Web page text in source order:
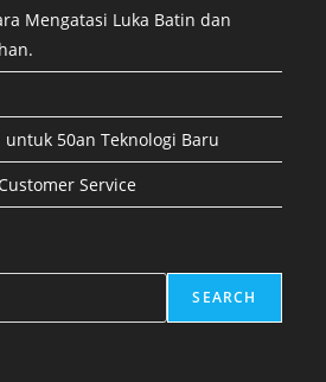
Mengatasi Luka Batin dan
50an Teknologi Baru
Service
SEARCH